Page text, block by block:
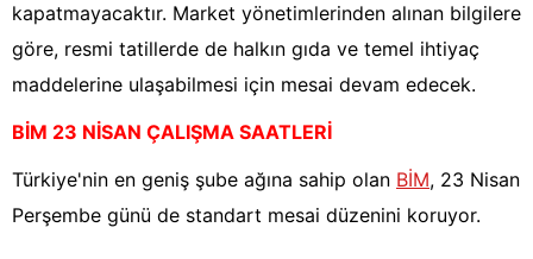
kapatmayacaktır. Market yönetimlerinden alınan bilgilere
göre, resmi tatillerde de halkın gıda ve temel ihtiyaç
maddelerine ulaşabilmesi için mesai devam edecek.
BİM 23 NİSAN ÇALIŞMA SAATLERİ
Türkiye'nin en geniş şube ağına sahip olan BİM, 23 Nisan
Perşembe günü de standart mesai düzenini koruyor.